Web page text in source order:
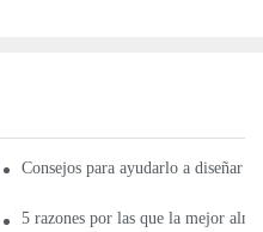
infrarroja lejana Best Athletic
Consejos para ayudarlo a diseñar
de infrarrojo lejano?
5 razones por las que la mejor